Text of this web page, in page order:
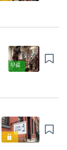
무료